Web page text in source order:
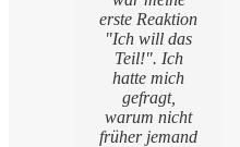
erste Reaktion
"Ich will das
Teil!". Ich
hatte mich
gefragt,
warum nicht
früher jemand